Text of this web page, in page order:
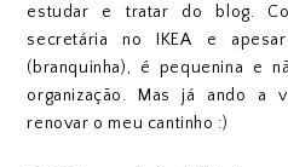
estudar e tratar do blog.
secretária no IKEA e
(branquinha), é pequenina e
organização. Mas já ando a
renovar o meu cantinho :)